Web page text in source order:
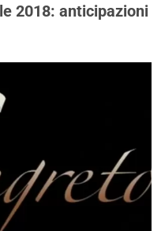
2018: anticipazioni